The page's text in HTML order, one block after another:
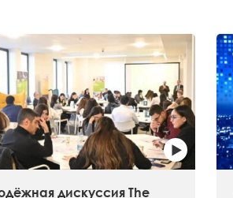
дискуссия The